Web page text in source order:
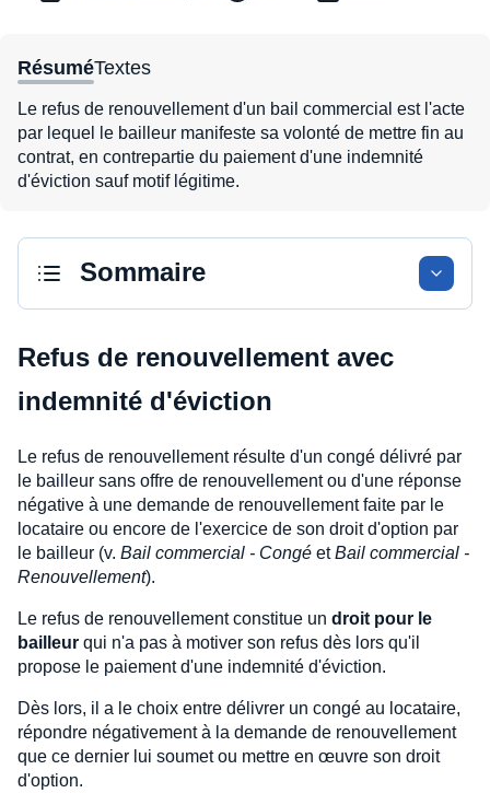
RésuméTextes
Le refus de renouvellement d'un bail commercial est l'acte
par lequel le bailleur manifeste sa volonté de mettre fin au
contrat, en contrepartie du paiement d'une indemnité
d'éviction sauf motif légitime.
Sommaire
Refus de renouvellement avec
indemnité d'éviction
Le refus de renouvellement résulte d'un congé délivré par
le bailleur sans offre de renouvellement ou d'une réponse
négative à une demande de renouvellement faite par le
locataire ou encore de l'exercice de son droit d'option par
le bailleur (v. Bail commercial - Congé etBail commercial -
Renouvellement).
Le refus de renouvellement constitue un droit pour le
bailleur qui n'a pas à motiver son refus dès lors qu'il
propose le paiement d'une indemnité d'éviction.
Dès lors, il a le choix entre délivrer un congé au locataire,
répondre négativement à la demande de renouvellement
que ce dernier lui soumet ou mettre en œuvre son droit
d'option.